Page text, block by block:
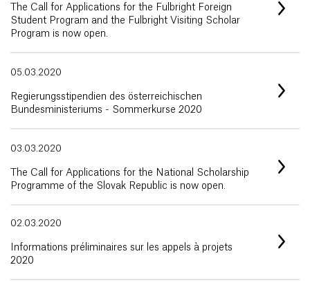
The Call for Applications for the Fulbright Foreign
Student Program and the Fulbright Visiting Scholar
Program is now open.
05.03.2020
Regierungsstipendien des österreichischen
Bundesministeriums - Sommerkurse 2020
03.03.2020
The Call for Applications for the National Scholarship
Programme of the Slovak Republic is now open.
02.03.2020
Informations préliminaires sur les appels à projets
2020